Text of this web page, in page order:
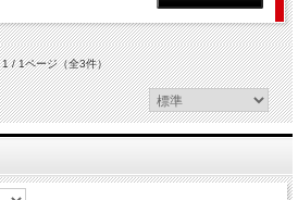
1 / 1ページ（全3件）